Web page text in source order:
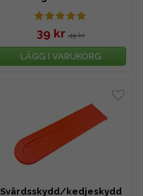
39 kr 49 kr
LÄGG I VARUKORG
Svärdsskydd/kedjeskydd